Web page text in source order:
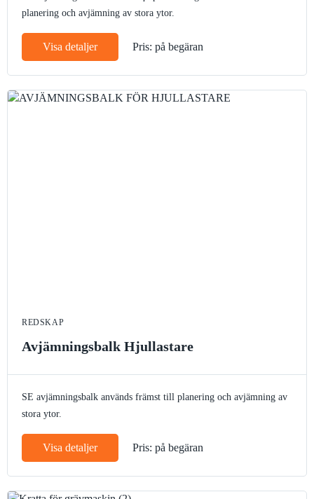
planering och avjämning av stora ytor.
Visa detaljer Pris: på begäran
REDSKAP
Avjämningsbalk Hjullastare
SE avjämningsbalk används främst till planering och avjämning av
stora ytor.
Visa detaljer Pris: på begäran